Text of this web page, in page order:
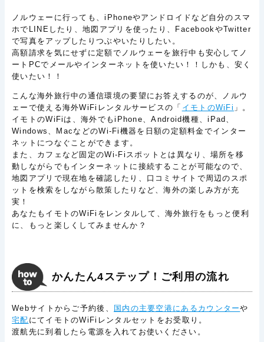
ノルウェーに行っても、iPhoneやアンドロイドなど自分のスマ
ホでLINEしたり、地図アプリを使ったり、FacebookやTwitter
で写真をアップしたりつぶやいたりしたい。
高額請求を気にせずに定額でノルウェーを旅行中も安心してノ
ートPCでメールやインターネットを使いたい！！しかも、安く
使いたい！！
こんな海外旅行中の通信環境の要望にお答えするのが、ノルウ
ェーで使える海外WiFiレンタルサービスの「 イモトのWiFi 」。
イモトのWiFiは、海外でもiPhone、Android機種、iPad、
Windows、MacなどのWi-Fi機器を日額の定額料金でインター
ネットにつなぐことができます。
また、カフェなど固定のWi-Fiスポットとは異なり、場所を移
動しながらでもインターネットに接続することが可能なので、
地図アプリで現在地を確認したり、口コミサイトで周辺のスポ
ットを検索をしながら散策したりなど、海外の楽しみ方が充
実！
あなたもイモトのWiFiをレンタルして、海外旅行をもっと便利
に、もっと楽しくしてみませんか？
かんたん4ステップ！ご利用の流れ
Webサイトからご予約後、 国内の主要空港にあるカウンターや
宅配 にてイモトのWiFiレンタルセットをお受取り。
渡航先に到着したら電源を入れてお使いください。